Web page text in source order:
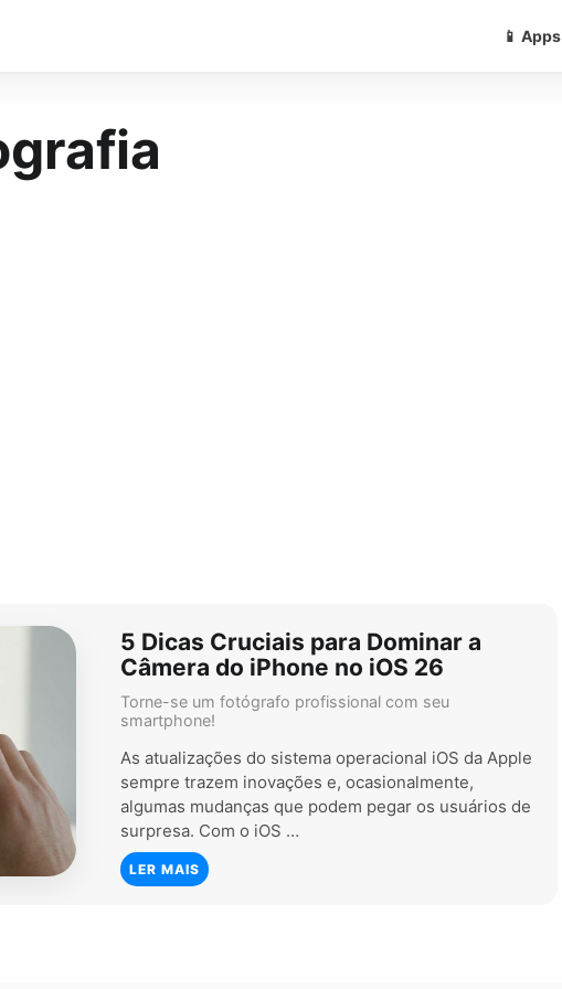
📱 Apps
5 Dicas Cruciais para Dominar a
Câmera do iPhone no iOS 26
Torne-se um fotógrafo profissional com seu
smartphone!
As atualizações do sistema operacional iOS da Apple
sempre trazem inovações e, ocasionalmente,
algumas mudanças que podem pegar os usuários de
surpresa. Com o iOS …
LER MAIS